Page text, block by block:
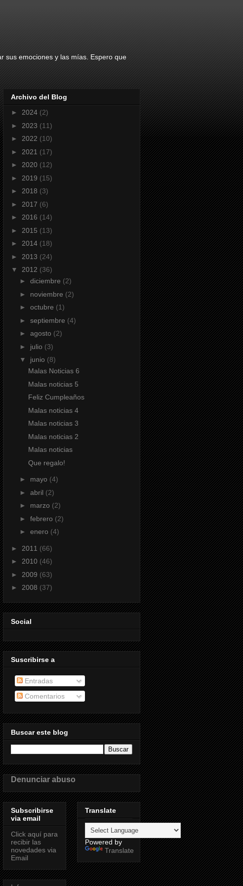
sus emociones y las mías. Espero que
Archivo del Blog
► 2024 (2)
► 2023 (11)
► 2022 (10)
► 2021 (17)
► 2020 (12)
► 2019 (15)
► 2018 (3)
► 2017 (6)
► 2016 (14)
► 2015 (13)
► 2014 (18)
► 2013 (24)
▼ 2012 (36)
► diciembre (2)
► noviembre (2)
► octubre (1)
► septiembre (4)
► agosto (2)
► julio (3)
▼ junio (8)
Malas Noticias 6
Malas noticias 5
Feliz Cumpleaños
Malas noticias 4
Malas noticias 3
Malas noticias 2
Malas noticias
Que regalo!
► mayo (4)
► abril (2)
► marzo (2)
► febrero (2)
► enero (4)
► 2011 (66)
► 2010 (46)
► 2009 (63)
► 2008 (37)
Social
Suscribirse a
Entradas
Comentarios
Buscar este blog
Denunciar abuso
Subscribirse
via email
Click aquí para
recibir las
novedades via
Email
Translate
Powered by
Translate